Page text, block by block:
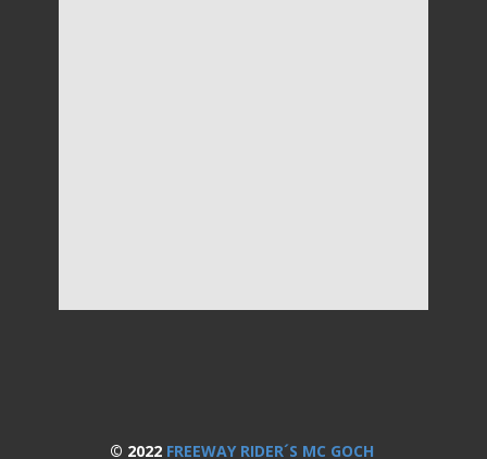
© 2022 FREEWAY RIDER´S MC GOCH